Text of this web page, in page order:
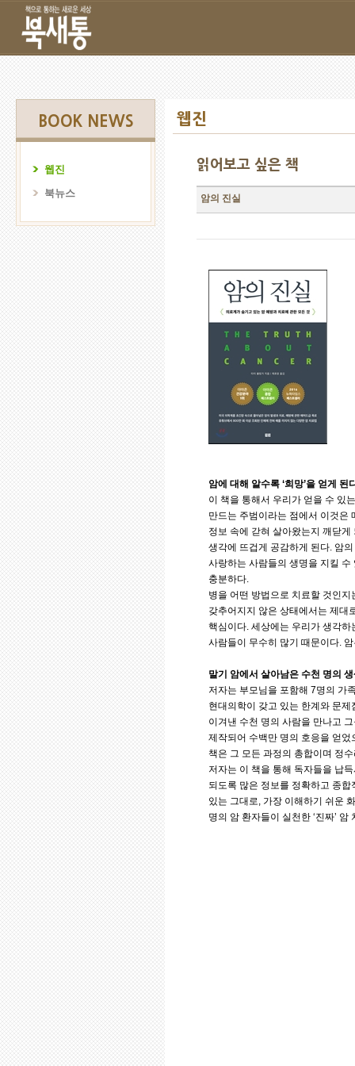
BOOK NEWS
웹진
북뉴스
웹진
읽어보고 싶은 책
암의 진실
암에 대해 알수록 ‘희망’을 얻게 된
이 책을 통해서 우리가 얻을 수 있
만드는 주범이라는 점에서 이것은
정보 속에 갇혀 살아왔는지 깨닫
생각에 뜨겁게 공감하게 된다. 암
사랑하는 사람들의 생명을 지킬
충분하다.
병을 어떤 방법으로 치료할 것인
갖추어지지 않은 상태에서는 제대
핵심이다. 세상에는 우리가 생각
사람들이 무수히 많기 때문이다.
말기 암에서 살아남은 수천 명의
저자는 부모님을 포함해 7명의 가
현대의학이 갖고 있는 한계와 문
이겨낸 수천 명의 사람을 만나고
제작되어 수백만 명의 호응을 얻
책은 그 모든 과정의 총합이며 정
저자는 이 책을 통해 독자들을 납
되도록 많은 정보를 정확하고 종
있는 그대로, 가장 이해하기 쉬운
명의 암 환자들이 실천한 ‘진짜’